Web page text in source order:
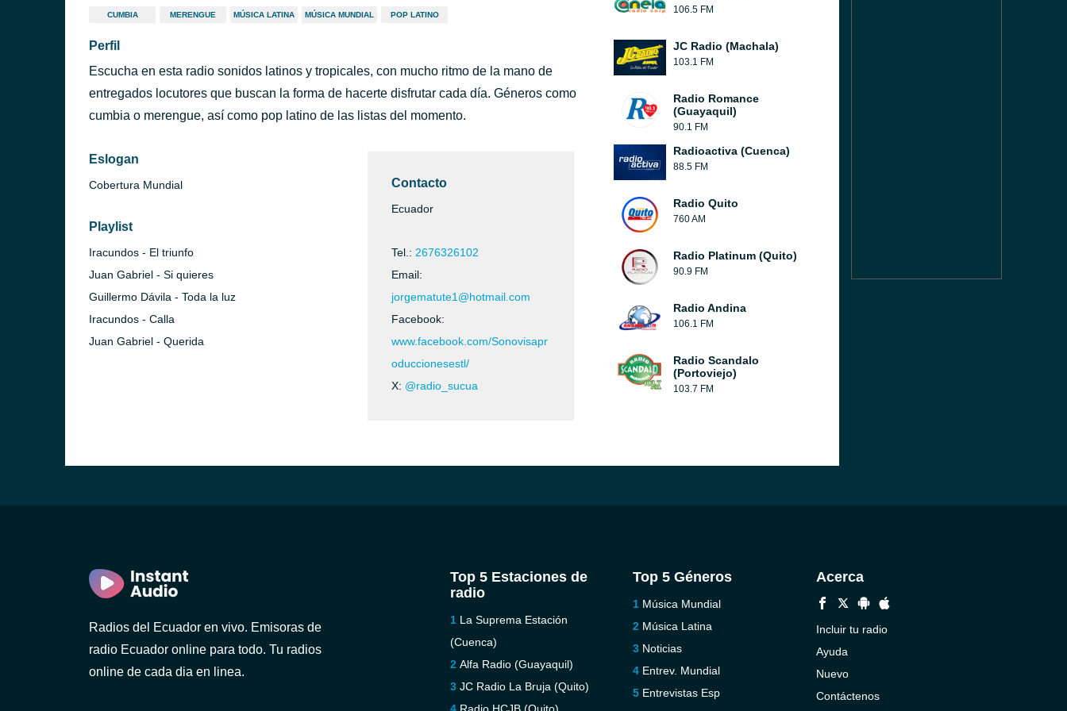
CUMBIA MERENGUE MÚSICA LATINA MÚSICA MUNDIAL POP LATINO
Perfil
Escucha en esta radio sonidos latinos y tropicales, con mucho ritmo de la mano de
entregados locutores que buscan la forma de hacerte disfrutar cada día. Géneros como
cumbia o merengue, así como pop latino de las listas del momento.
Eslogan
Cobertura Mundial
Playlist
Iracundos - El triunfo
Juan Gabriel - Si quieres
Guillermo Dávila - Toda la luz
Iracundos - Calla
Juan Gabriel - Querida
Contacto
Ecuador
Tel.: 2676326102
Email:
jorgematute1@hotmail.com
Facebook:
www.facebook.com/Sonovisapr
oduccionesestl/
X: @radio_sucua
106.5 FM
JC Radio (Machala)
103.1 FM
Radio Romance
(Guayaquil)
90.1 FM
Radioactiva (Cuenca)
88.5 FM
Radio Quito
760 AM
Radio Platinum (Quito)
90.9 FM
Radio Andina
106.1 FM
Radio Scandalo
(Portoviejo)
103.7 FM
Radios del Ecuador en vivo. Emisoras de
radio Ecuador online para todo. Tu radios
online de cada dia en linea.
Top 5 Estaciones de
radio
La Suprema Estación
(Cuenca)
Alfa Radio (Guayaquil)
JC Radio La Bruja (Quito)
Top 5 Géneros
Música Mundial
Música Latina
Noticias
Entrev. Mundial
Entrevistas Esp
Acerca
Incluir tu radio
Ayuda
Nuevo
Contáctenos